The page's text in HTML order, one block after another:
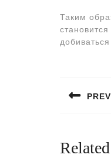
Таким
по